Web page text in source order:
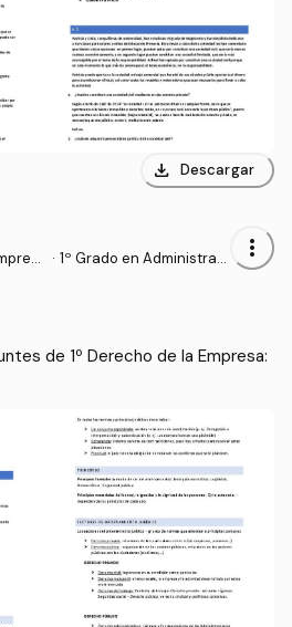
download Descargar
· 1º Grado en Administraci
more_vert
de 1º Derecho de la Empresa: